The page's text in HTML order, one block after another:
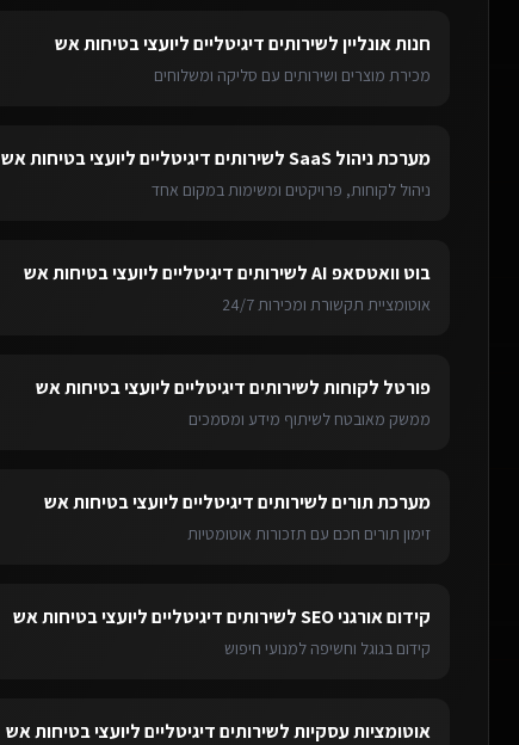
חנות אונלייןלשירותים דיגיטליים ליועצי בטיחות אש
מכירת מוצרים ושירותים עם סליקה ומשלוחים
מערכת ניהול SaaS לשירותים דיגיטליים ליועצי בטיחות אש
ניהול לקוחות, פרויקטים ומשימות במקום אחד
בוט וואטסאפ AI לשירותים דיגיטליים ליועצי בטיחות אש
אוטומציית תקשורת ומכירות 24/7
פורטל לקוחותלשירותים דיגיטליים ליועצי בטיחות אש
ממשק מאובטח לשיתוף מידע ומסמכים
מערכת תוריםלשירותים דיגיטליים ליועצי בטיחות אש
זימון תורים חכם עם תזכורות אוטומטיות
קידום אורגני SEO לשירותים דיגיטליים ליועצי בטיחות אש
קידום בגוגל וחשיפה למנועי חיפוש
אוטומציות עסקיותלשירותים דיגיטליים ליועצי בטיחות אש